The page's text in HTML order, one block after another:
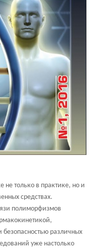
не только в практике, но и
средствах.
полиморфизмов
различных
уже настолько